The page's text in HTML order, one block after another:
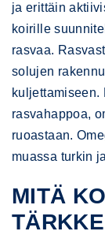
ja erittäin
koirille
rasvaa.
solujen
kuljettamiseen.
rasvahappoa,
ruoastaan.
muassa turkin
MITÄ